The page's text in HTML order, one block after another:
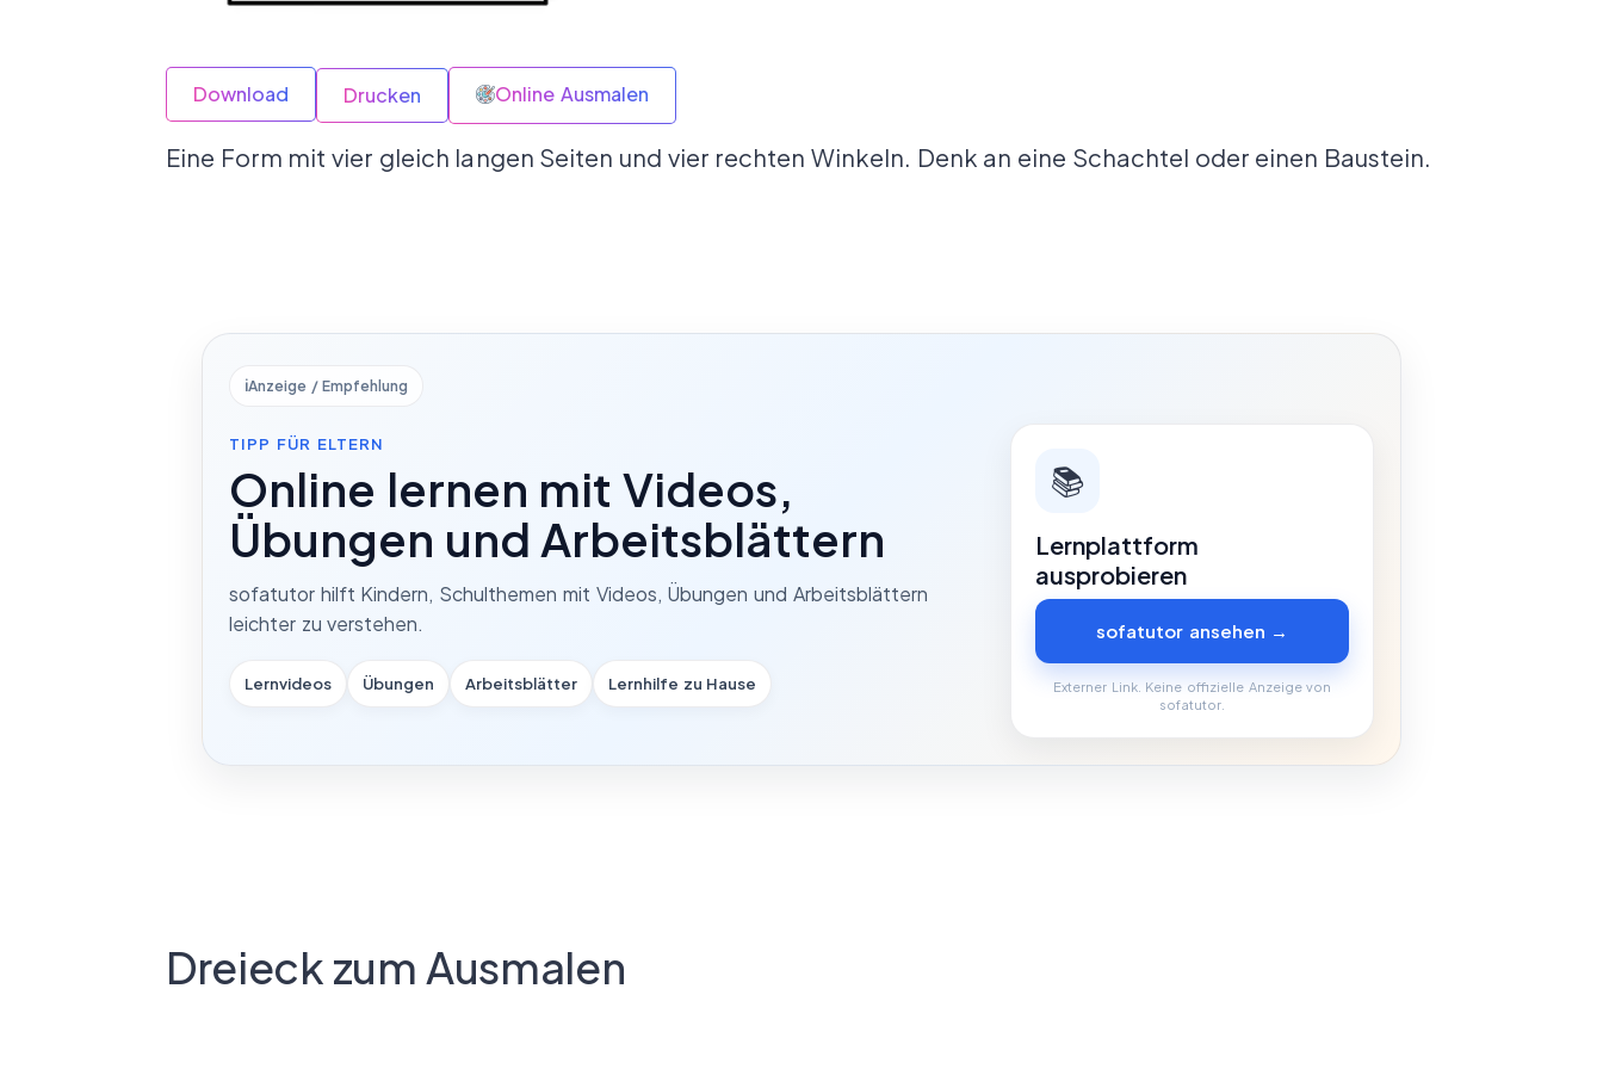
Download Drucken Online Ausmalen
Eine Form mit vier gleich langen Seiten und vier rechten Winkeln. Denk an eine Schachtel oder einen Baustein.
ℹ️Anzeige / Empfehlung
TIPP FÜR ELTERN
Online lernen mit Videos,
Übungen und Arbeitsblättern
sofatutor hilft Kindern, Schulthemen mit Videos, Übungen und Arbeitsblättern
leichter zu verstehen.
Lernvideos Übungen Arbeitsblätter Lernhilfe zu Hause
📚
Lernplattform
ausprobieren
sofatutor ansehen →
Externer Link. Keine offizielle Anzeige von
sofatutor.
Dreieck zum Ausmalen